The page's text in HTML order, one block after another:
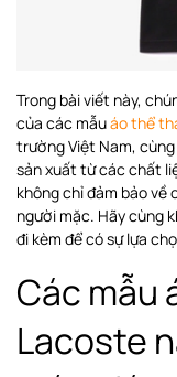
Trong bài viết này,
của các mẫuáo thể
trường Việt Nam,
sản xuất từ các chất
không chỉ đảm bảo về
người mặc. Hãy cùng
đi kèm để có sự lựa
Các mẫu
Lacoste